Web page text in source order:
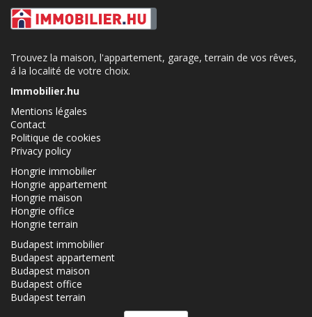
Trouvez la maison, l'appartement, garage, terrain de vos rêves,
á la localité de votre choix.
Immobilier.hu
Mentions légales
Contact
Politique de cookies
Privacy policy
Hongrie immobilier
Hongrie appartement
Hongrie maison
Hongrie office
Hongrie terrain
Budapest immobilier
Budapest appartement
Budapest maison
Budapest office
Budapest terrain